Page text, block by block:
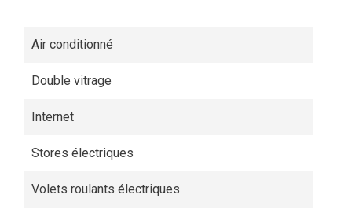
Air conditionné
Double vitrage
Internet
Stores électriques
Volets roulants électriques